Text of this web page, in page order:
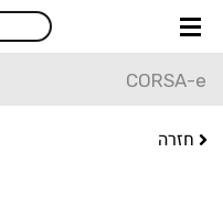
skip
content
CORSA-e
חזרה